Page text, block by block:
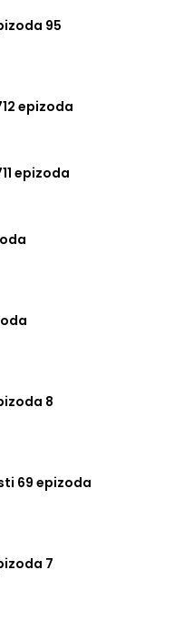
95
epizoda
epizoda
8
69 epizoda
7